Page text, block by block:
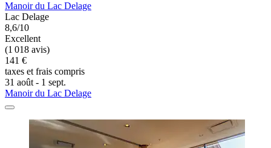
Manoir du Lac Delage
Lac Delage
8,6/10
Excellent
(1 018 avis)
141 €
taxes et frais compris
31 août - 1 sept.
Manoir du Lac Delage